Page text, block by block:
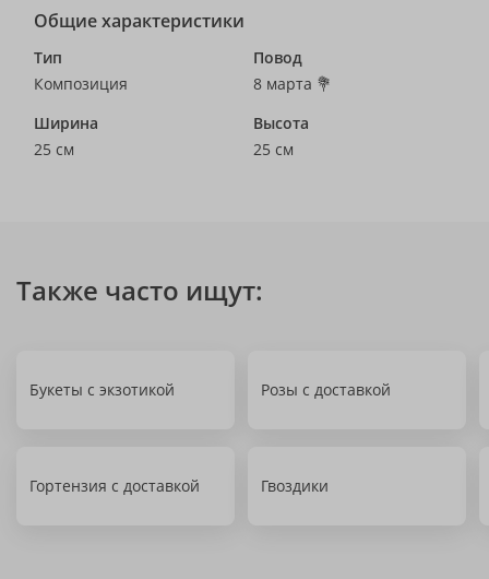
Общие характеристики
Тип
Композиция
Повод
8 марта 💐
Ширина
25 см
Высота
25 см
Также часто ищут:
Букеты с экзотикой Розы с доставкой
Гортензия с доставкой Гвоздики